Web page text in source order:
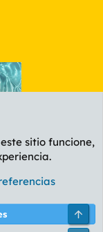
privacidad Ayuda
sitio funcione,